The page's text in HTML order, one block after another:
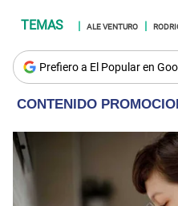
ALE VENTURO
Prefiero a El Popular en